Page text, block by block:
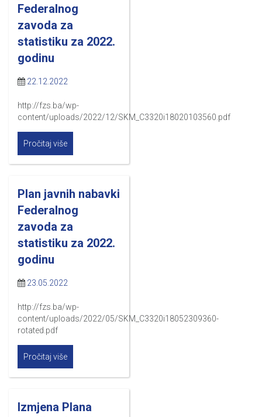
Federalnog
zavoda za
statistiku za 2022.
godinu
22.12.2022
http://fzs.ba/wp-
content/uploads/2022/12/SKM_C3320i18020103560.pdf
Pročitaj više
Plan javnih nabavki
Federalnog
zavoda za
statistiku za 2022.
godinu
23.05.2022
http://fzs.ba/wp-
content/uploads/2022/05/SKM_C3320i18052309360-
rotated.pdf
Pročitaj više
Izmjena Plana